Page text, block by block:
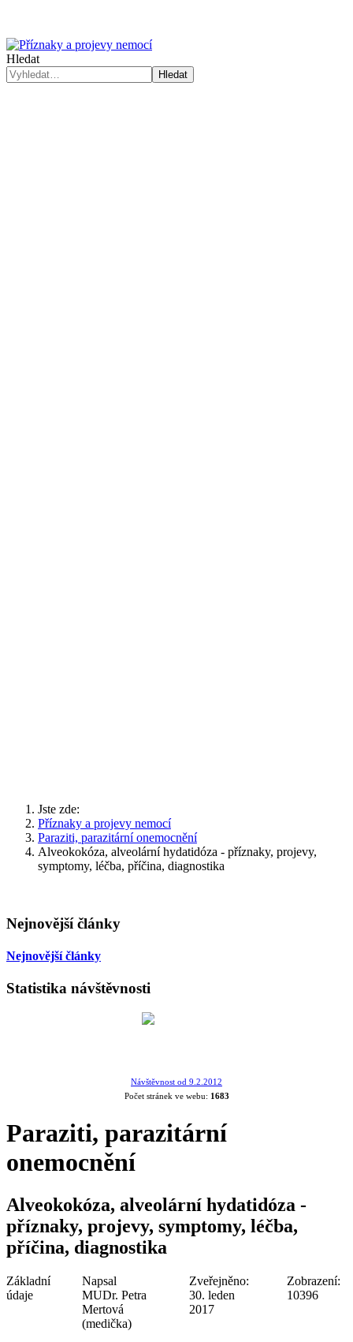
Hledat
Hledat
Jste zde:
Příznaky a projevy nemocí
Paraziti, parazitární onemocnění
Alveokokóza, alveolární hydatidóza - příznaky, projevy,
symptomy, léčba, příčina, diagnostika
Nejnovější články
Nejnovější články
Statistika návštěvnosti
Návštěvnost od 9.2.2012
Počet stránek ve webu: 1683
Paraziti, parazitární
onemocnění
Alveokokóza, alveolární hydatidóza -
příznaky, projevy, symptomy, léčba,
příčina, diagnostika
Základní
údaje
Napsal
MUDr. Petra
Mertová
(medička)
Zveřejněno:
30. leden
2017
Zobrazení:
10396